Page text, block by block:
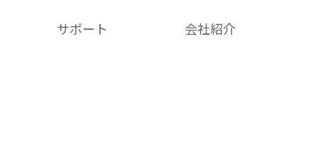
サポート 会社紹介​